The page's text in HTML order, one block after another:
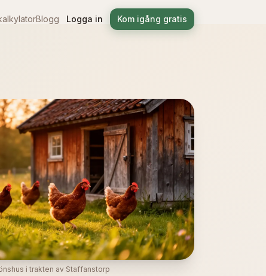
Blogg Logga in Kom igång gratis
i trakten av Staffanstorp